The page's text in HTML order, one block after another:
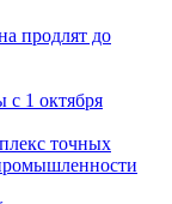
продлят до
с 1 октября
точных